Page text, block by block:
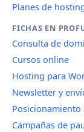
Planes de
FICHAS EN
Consulta de
Cursos online
Hosting para
Newsletter y
Posicionamiento
Campañas de